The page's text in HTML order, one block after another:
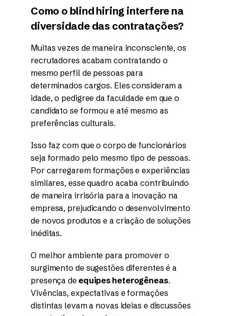
Como o blind hiring interfere na
diversidade das contratações?
Muitas vezes de maneira inconsciente, os
recrutadores acabam contratando o
mesmo perfil de pessoas para
determinados cargos. Eles consideram a
idade, o pedigree da faculdade em que o
candidato se formou e até mesmo as
preferências culturais.
Isso faz com que o corpo de funcionários
seja formado pelo mesmo tipo de pessoas.
Por carregarem formações e experiências
similares, esse quadro acaba contribuindo
de maneira irrisória para a inovação na
empresa, prejudicando o desenvolvimento
de novos produtos e a criação de soluções
inéditas.
O melhor ambiente para promover o
surgimento de sugestões diferentes é a
presença de equipes heterogêneas.
Vivências, expectativas e formações
distintas levam a novas ideias e discussões